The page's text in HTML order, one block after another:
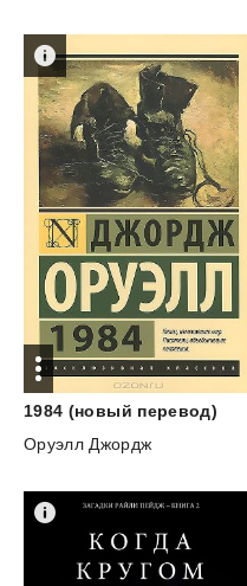
1984 (новый перевод)
Оруэлл Джордж